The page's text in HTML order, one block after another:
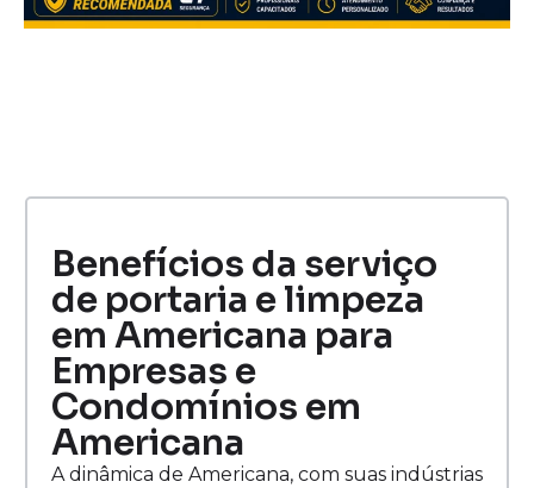
Benefícios da serviço
de portaria e limpeza
em Americana para
Empresas e
Condomínios em
Americana
A dinâmica de Americana, com suas indústrias